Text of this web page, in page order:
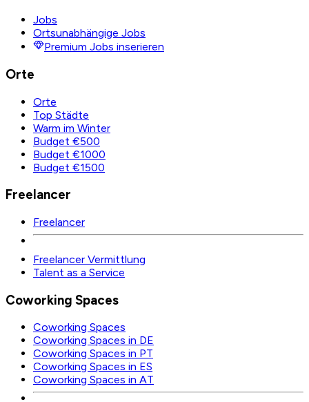
Jobs
Ortsunabhängige Jobs
Premium Jobs inserieren
Orte
Orte
Top Städte
Warm im Winter
Budget €500
Budget €1000
Budget €1500
Freelancer
Freelancer
Freelancer Vermittlung
Talent as a Service
Coworking Spaces
Coworking Spaces
Coworking Spaces in DE
Coworking Spaces in PT
Coworking Spaces in ES
Coworking Spaces in AT